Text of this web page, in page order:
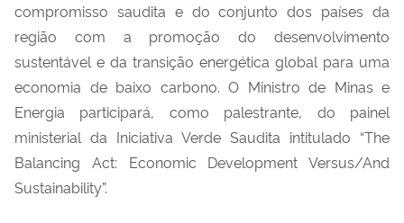
compromisso saudita e do conjunto dos países da
região com a promoção do desenvolvimento
sustentável e da transição energética global para uma
economia de baixo carbono. O Ministro de Minas e
Energia participará, como palestrante, do painel
ministerial da Iniciativa Verde Saudita intitulado “The
Balancing Act: Economic Development Versus/And
Sustainability”.